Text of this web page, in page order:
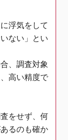
浮気をして
ない」とい
、調査対象
高い精度で
をせず、何
るのも確か